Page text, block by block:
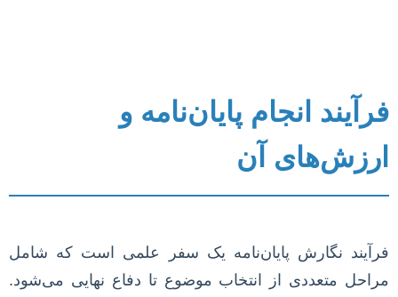
فرآیند انجام پایان‌نامه و
ارزش‌های آن
فرآیند نگارش پایان‌نامه یک سفر علمی است که شامل
مراحل متعددی از انتخاب موضوع تا دفاع نهایی می‌شود.